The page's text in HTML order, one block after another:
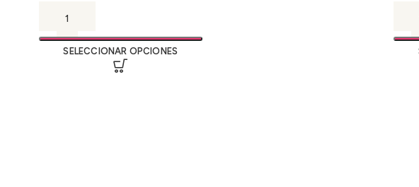
SELECCIONAR OPCIONES